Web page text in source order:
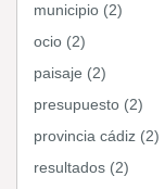
municipio (2)
ocio (2)
paisaje (2)
presupuesto (2)
provincia cádiz (2)
resultados (2)